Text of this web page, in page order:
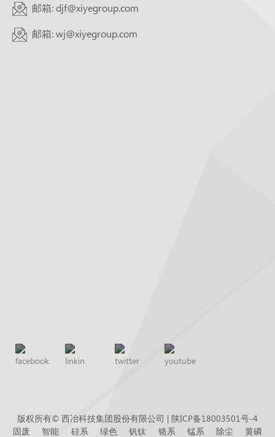
邮箱: djf@xiyegroup.com
邮箱: wj@xiyegroup.com
版权所有© 西冶科技集团股份有限公司 | 陕ICP备18003501号-4
固废
智能 硅系 绿色 钒钛 铬系 锰系 除尘 黄磷